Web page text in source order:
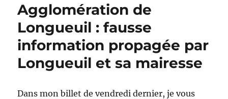
Agglomération de
Longueuil : fausse
information propagée par
Longueuil et sa mairesse
Dans mon billet de vendredi dernier, je vous